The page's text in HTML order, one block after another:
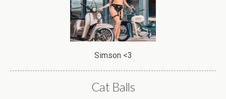
Simson <3
Cat Balls